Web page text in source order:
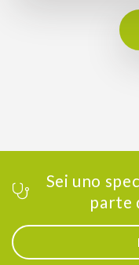
Sei uno
parte